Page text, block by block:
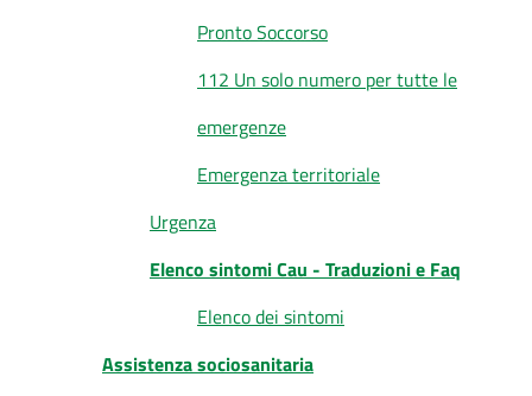
Pronto Soccorso
112 Un solo numero per tutte le
emergenze
Emergenza territoriale
Urgenza
Elenco sintomi Cau - Traduzioni e Faq
Elenco dei sintomi
Assistenza sociosanitaria